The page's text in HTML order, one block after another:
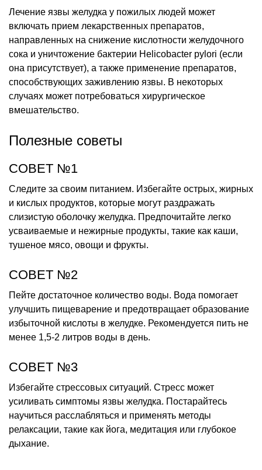
Лечение язвы желудка у пожилых людей может
включать прием лекарственных препаратов,
направленных на снижение кислотности желудочного
сока и уничтожение бактерии Helicobacter pylori (если
она присутствует), а также применение препаратов,
способствующих заживлению язвы. В некоторых
случаях может потребоваться хирургическое
вмешательство.
Полезные советы
СОВЕТ №1
Следите за своим питанием. Избегайте острых, жирных
и кислых продуктов, которые могут раздражать
слизистую оболочку желудка. Предпочитайте легко
усваиваемые и нежирные продукты, такие как каши,
тушеное мясо, овощи и фрукты.
СОВЕТ №2
Пейте достаточное количество воды. Вода помогает
улучшить пищеварение и предотвращает образование
избыточной кислоты в желудке. Рекомендуется пить не
менее 1,5-2 литров воды в день.
СОВЕТ №3
Избегайте стрессовых ситуаций. Стресс может
усиливать симптомы язвы желудка. Постарайтесь
научиться расслабляться и применять методы
релаксации, такие как йога, медитация или глубокое
дыхание.